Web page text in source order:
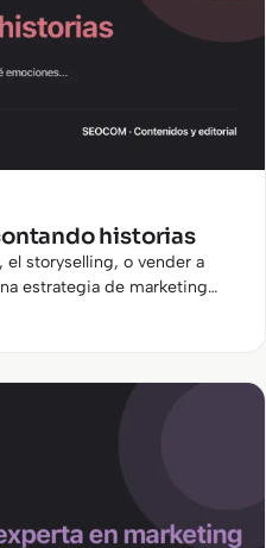
historias
el storyselling, o vender a
estrategia de marketing
la narración, es posible…